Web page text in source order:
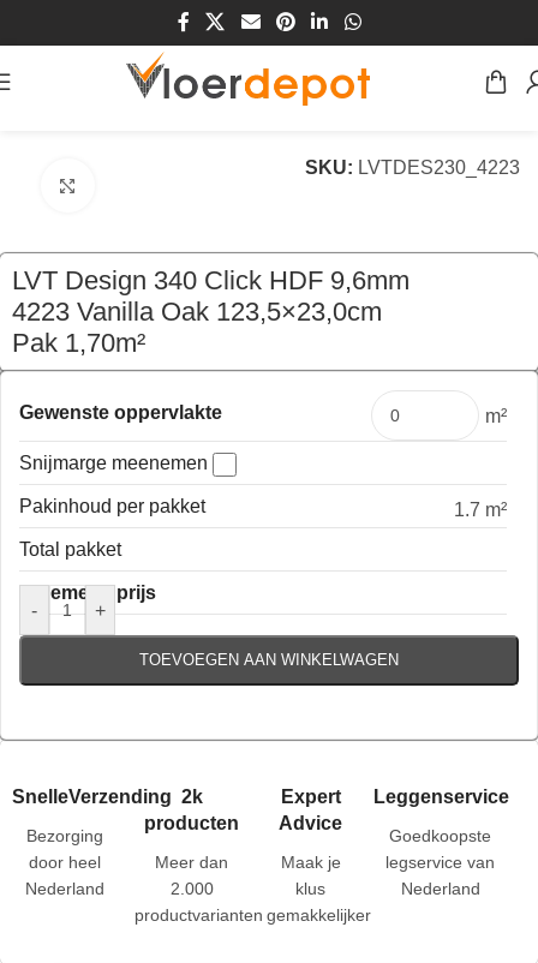
/Vloeren/Kurk/Klik Kurk
SKU: LVTDES230_4223
LVT Design 340 Click HDF 9,6mm
4223 Vanilla Oak 123,5×23,0cm
Pak 1,70m²
€69,70 per pak
Gewenste oppervlakte m²
Snijmarge meenemen
Pakinhoud per pakket
1.7 m²
Total pakket
Algemene prijs
-
+
TOEVOEGEN AAN WINKELWAGEN
SnelleVerzending
Bezorging
door heel
Nederland
2k
producten
Meer dan
2.000
productvarianten
Expert
Advice
Maak je
klus
gemakkelijker
Leggenservice
Goedkoopste
legservice van
Nederland